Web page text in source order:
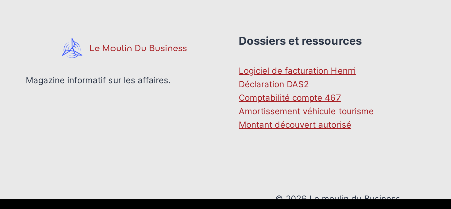
Magazine informatif sur les affaires.
Dossiers et ressources
Logiciel de facturation Henrri
Déclaration DAS2
Comptabilité compte 467
Amortissement véhicule tourisme
Montant découvert autorisé
© 2026 Le moulin du Business